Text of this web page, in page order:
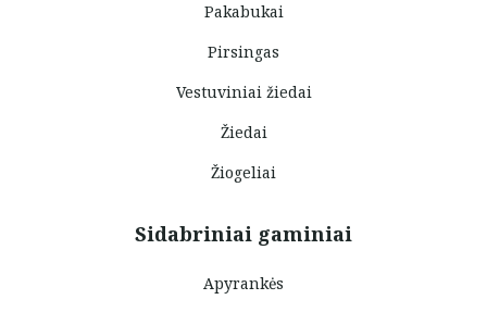
Pakabukai
Pirsingas
Vestuviniai žiedai
Žiedai
Žiogeliai
Sidabriniai gaminiai
Apyrankės